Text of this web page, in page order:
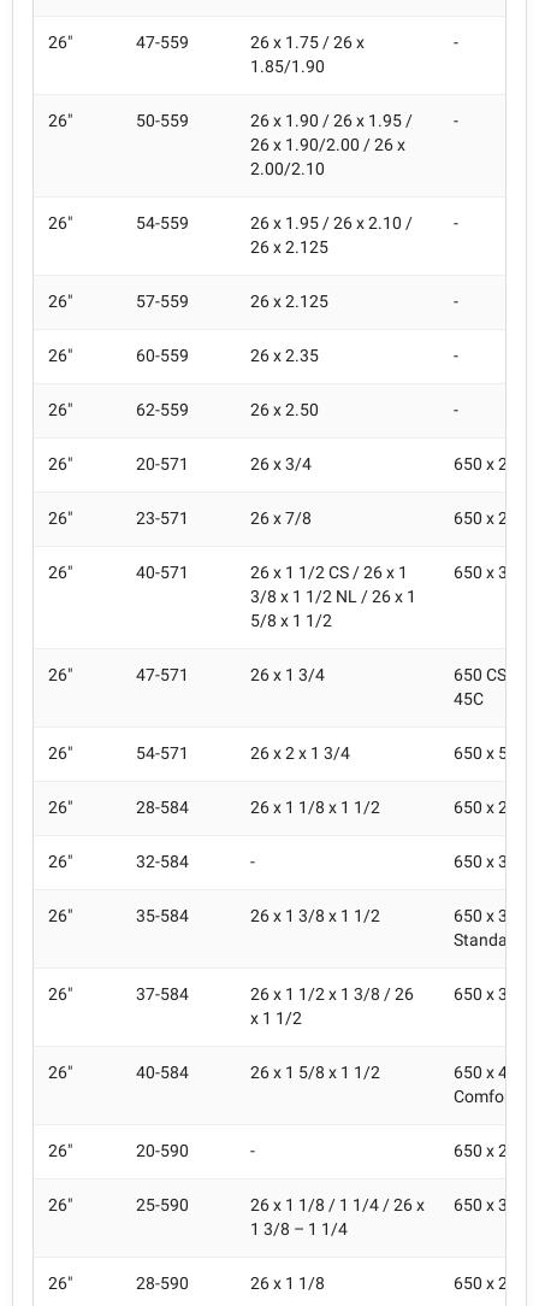
26" 47-559
26 x 1.75 / 26 x
1.85/1.90
-
26" 50-559
26 x 1.90 / 26 x 1.95 /
26 x 1.90/2.00 / 26 x
2.00/2.10
-
26" 54-559
26 x 1.95 / 26 x 2.10 /
26 x 2.125
-
26" 57-559 26 x 2.125 -
26" 60-559 26 x 2.35 -
26" 62-559 26 x 2.50 -
26" 20-571 26 x 3/4 650 x 20C
26" 23-571 26 x 7/8 650 x 22C
26" 40-571
26 x 1 1/2 CS / 26 x 1
3/8 x 1 1/2 NL / 26 x 1
5/8 x 1 1/2
650 x 35C
26" 47-571 26 x 1 3/4
650 CS
45C
26" 54-571 26 x 2 x 1 3/4 650 x 50C
26" 28-584 26 x 1 1/8 x 1 1/2 650 x 28B
26" 32-584 - 650 x 32B
26" 35-584 26 x 1 3/8 x 1 1/2
650 x 35B
Standard
26" 37-584
26 x 1 1/2 x 1 3/8 / 26
x 1 1/2
650 x 35B
26" 40-584 26 x 1 5/8 x 1 1/2
650 x 42B
Comfort /
26" 20-590 - 650 x 20A
26" 25-590
26 x 1 1/8 / 1 1/4 / 26 x
1 3/8 – 1 1/4
650 x 32A
26" 28-590 26 x 1 1/8 650 x 28A